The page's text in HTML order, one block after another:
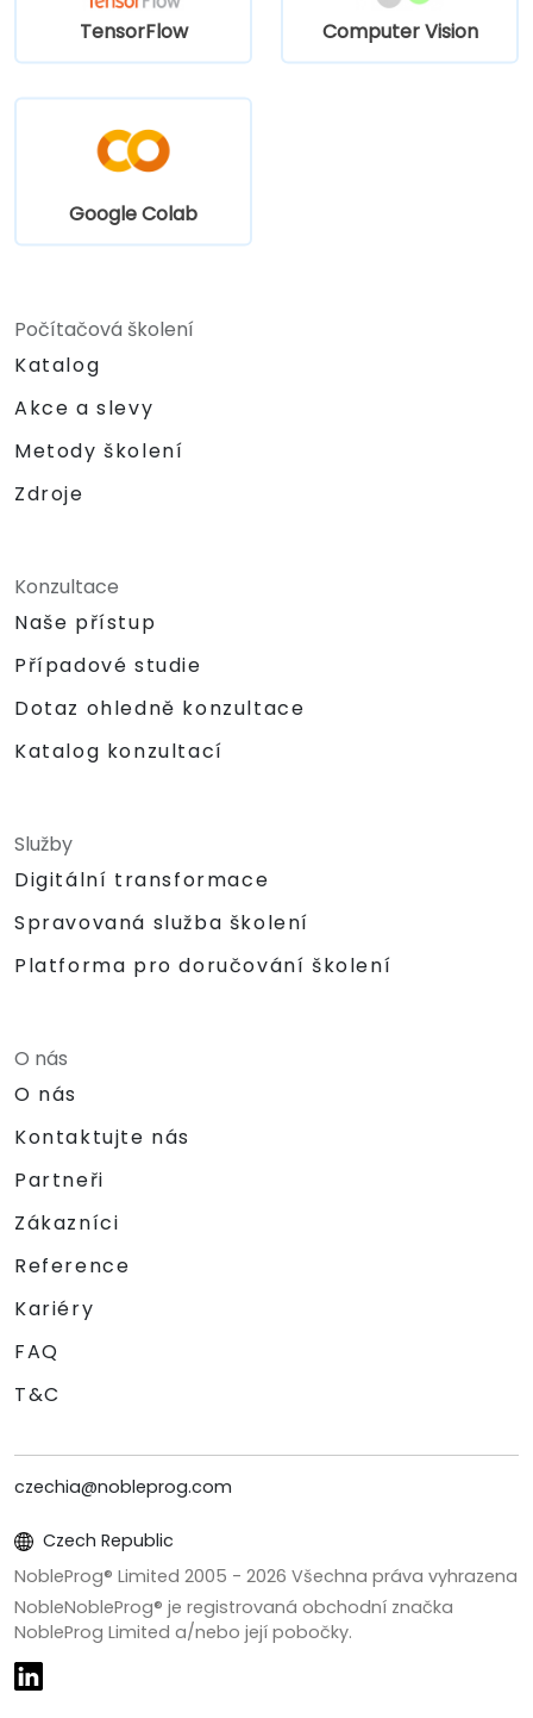
TensorFlow Computer Vision
Google Colab
Počítačová školení
Katalog
Akce a slevy
Metody školení
Zdroje
Konzultace
Naše přístup
Případové studie
Dotaz ohledně konzultace
Katalog konzultací
Služby
Digitální transformace
Spravovaná služba školení
Platforma pro doručování školení
O nás
O nás
Kontaktujte nás
Partneři
Zákazníci
Reference
Kariéry
FAQ
T&C
czechia@nobleprog.com
Czech Republic
NobleProg® Limited 2005 - 2026 Všechna práva vyhrazena
NobleNobleProg® je registrovaná obchodní značka
NobleProg Limited a/nebo její pobočky.